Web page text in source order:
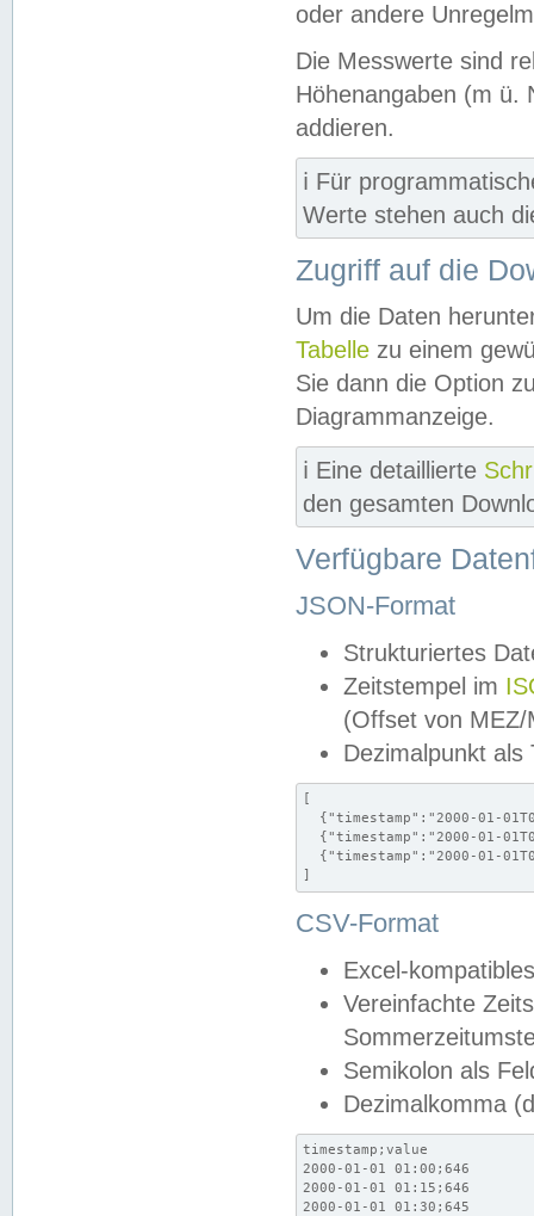
oder andere
Die Messwerte sind
Höhenangaben (m ü.
addieren.
ℹ️ Für
Werte stehen auch
Zugriff auf die
Um die Daten
Tabelle zu einem
Sie dann die Option
Diagrammanzeige.
ℹ️ Eine detaillierte
den gesamten
Verfügbare
JSON-Format
Strukturiertes
Zeitstempel im
(Offset von MEZ/
Dezimalpunkt als
[
{"timestamp":"2000-01-
{"timestamp":"2000-01-
{"timestamp":"2000-01-
]
CSV-Format
Excel-
Vereinfachte
Semikolon als
Dezimalkomma
timestamp;value
2000-01-01 01:00;646
2000-01-01 01:15;646
2000-01-01 01:30;645